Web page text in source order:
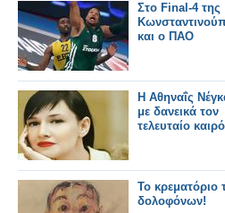
Στο Final-4 της
και ο ΠΑΟ
Η Αθηναΐς
με δανεικά τον
τελευταίο
Το κρεματόριο
δολοφόνων!